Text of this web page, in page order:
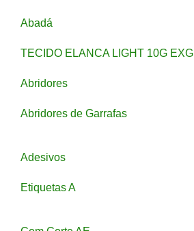
Abadá
TECIDO ELANCA LIGHT 10G EXG
Abridores
Abridores de Garrafas
Adesivos
Etiquetas A